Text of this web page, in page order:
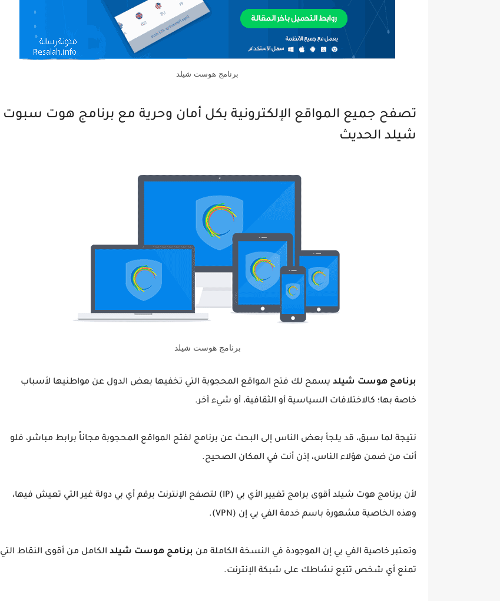
برنامج هوست شيلد
تصفح جميع المواقع الإلكترونية بكل أمان وحرية مع برنامج هوت سبوت
شيلد الحديث
برنامج هوست شيلد
برنامج هوست شيلد يسمح لك فتح المواقع المحجوبة التي تخفيها بعض الدول عن مواطنيها لأسباب
خاصة بها؛ كالاختلافات السياسية أو الثقافية، أو شيء أخر.
نتيجة لما سبق، قد يلجأ بعض الناس إلى البحث عن برنامج لفتح المواقع المحجوبة مجاناً برابط مباشر، فلو
أنت من ضمن هؤلاء الناس، إذن أنت في المكان الصحيح.
لأن برنامج هوت شيلد أقوى برامج تغيير الأي بي (IP) لتصفح الإنترنت برقم أي بي دولة غير التي تعيش فيها،
وهذه الخاصية مشهورة باسم خدمة الفي بي إن (VPN).
وتعتبر خاصية الفي بي إن الموجودة في النسخة الكاملة من برنامج هوست شيلد الكامل من أقوى النقاط التي
تمنع أي شخص تتبع نشاطك على شبكة الإنترنت.